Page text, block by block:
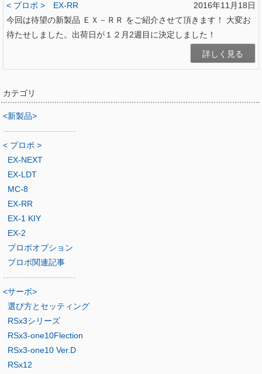
2016年11月18日
< プロポ >
EX-RR
今回は待望の新製品 ＥＸ－ＲＲ をご紹介させて頂きます！ 大変お
待たせしました。出荷日が１２月2週目に決定しました！
詳しく見る
カテゴリ
<新製品>
-------------------------
< プロポ >
EX-NEXT
EX-LDT
MC-8
EX-RR
EX-1 KIY
EX-2
プロポオプション
プロポ関連記事
-------------------------
<サーボ>
選び方とセッティング
RSx3シリーズ
RSx3-one10Flection
RSx3-one10 Ver.D
RSx12